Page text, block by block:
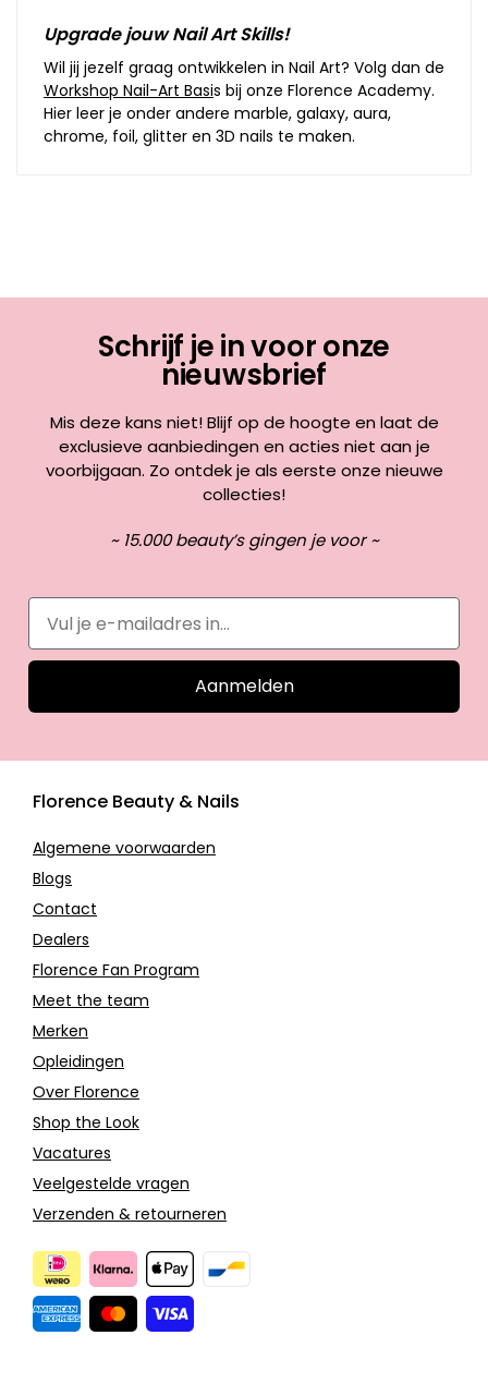
Upgrade jouw Nail Art Skills!
Wil jij jezelf graag ontwikkelen in Nail Art? Volg dan de
Workshop Nail-Art Basis bij onze Florence Academy.
Hier leer je onder andere marble, galaxy, aura,
chrome, foil, glitter en 3D nails te maken.
Schrijf je in voor onze
nieuwsbrief
Mis deze kans niet! Blijf op de hoogte en laat de
exclusieve aanbiedingen en acties niet aan je
voorbijgaan. Zo ontdek je als eerste onze nieuwe
collecties!
~ 15.000 beauty’s gingen je voor ~
Aanmelden
Florence Beauty & Nails
Algemene voorwaarden
Blogs
Contact
Dealers
Florence Fan Program
Meet the team
Merken
Opleidingen
Over Florence
Shop the Look
Vacatures
Veelgestelde vragen
Verzenden & retourneren